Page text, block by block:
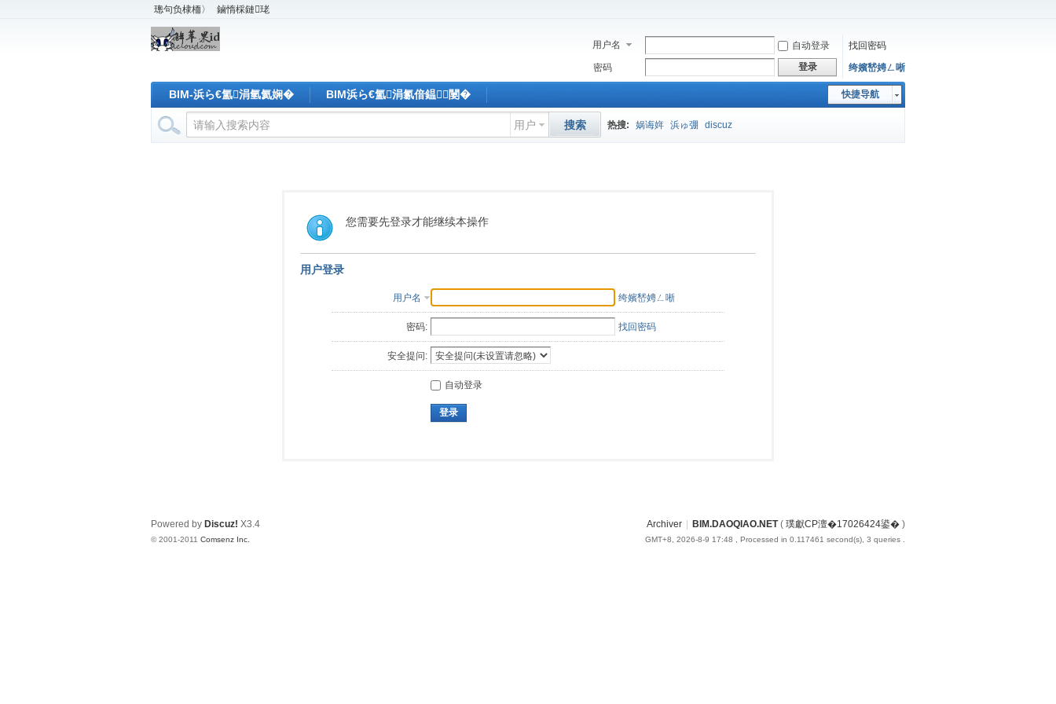
璁句负棣栭〉 鏀惰棌鏈珯
用户名 自动登录
找回密码
密码
登录 绔嬪嵆娉ㄥ唽
快捷导航
BIM-浜ら€氳涓氫氦娴� BIM浜ら€氳涓氱偣鎾闄�
用户 搜索 热搜: 娲诲姩 浜ゅ弸 discuz
您需要先登录才能继续本操作
用户登录
用户名 绔嬪嵆娉ㄥ唽
密码: 找回密码
安全提问:
自动登录
登录
Archiver BIM.DAOQIAO.NET( 璞獻CP澶�17026424鍙� )
GMT+8, 2026-8-9 17:48 , Processed in 0.117461 second(s), 3 queries .
Powered by Discuz! X3.4
© 2001-2011 Comsenz Inc.